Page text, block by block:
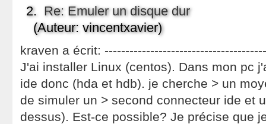
2. Re: Emuler un disque dur
(Auteur: vincentxavier)
kraven a écrit:
J'ai installer Linux (centos). Dans mon pc
ide donc (hda et hdb). je cherche > un
de simuler un > second connecteur ide et
dessus). Est-ce possible? Je précise que